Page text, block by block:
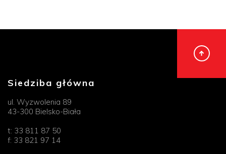
Siedziba główna
ul. Wyzwolenia 89
43-300 Bielsko-Biała
t: 33 811 87 50
f: 33 821 97 14